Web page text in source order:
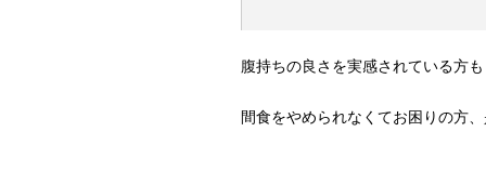
腹持ちの良さを実感されている方も
間食をやめられなくてお困りの方